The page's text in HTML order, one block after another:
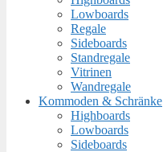
Lowboards
Regale
Sideboards
Standregale
Vitrinen
Wandregale
Kommoden & Schränke
Highboards
Lowboards
Sideboards